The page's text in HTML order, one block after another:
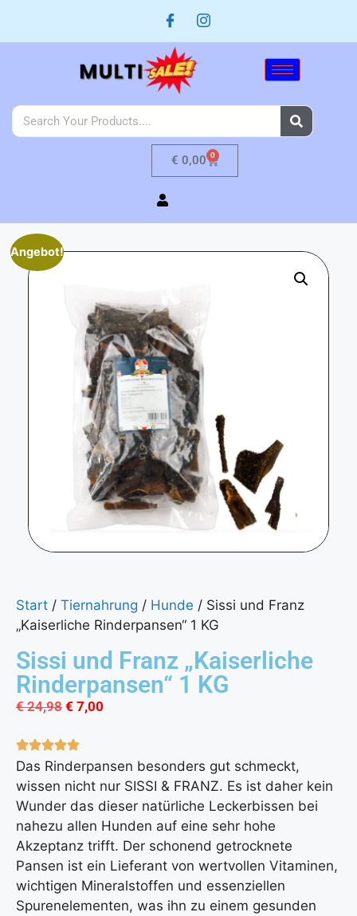
€ 0,00 0
Angebot!
Start / Tiernahrung / Hunde / Sissi und Franz
„Kaiserliche Rinderpansen“ 1 KG
Sissi und Franz „Kaiserliche
Rinderpansen“ 1 KG
€24,98 € 7,00
Das Rinderpansen besonders gut schmeckt,
wissen nicht nur SISSI & FRANZ. Es ist daher kein
Wunder das dieser natürliche Leckerbissen bei
nahezu allen Hunden auf eine sehr hohe
Akzeptanz trifft. Der schonend getrocknete
Pansen ist ein Lieferant von wertvollen Vitaminen,
wichtigen Mineralstoffen und essenziellen
Spurenelementen, was ihn zu einem gesunden